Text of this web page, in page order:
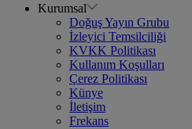
Kurumsal
Doğuş Yayın Grubu
İzleyici Temsilciliği
KVKK Politikası
Kullanım Koşulları
Çerez Politikası
Künye
İletişim
Frekans